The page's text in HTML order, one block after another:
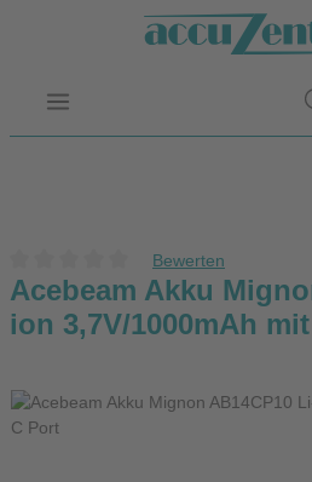
Zum Hauptinhalt springen
Durchschnittliche Bewertung von 0 von
Bewerten
Acebeam Akku
ion 3,7V/1000mAh
Bildergalerie überspringen